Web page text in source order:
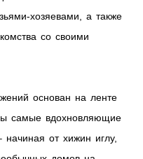
хозяевами, а также
со своими
основан на ленте
самые вдохновляющие
от хижин иглу,